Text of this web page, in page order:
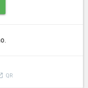
QR